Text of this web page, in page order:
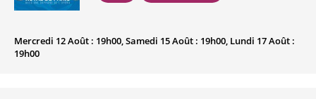
Mercredi 12 Août : 19h00, Samedi 15 Août : 19h00, Lundi 17 Août :
19h00